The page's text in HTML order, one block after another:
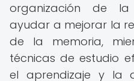
organización de la
ayudar a mejorar la
de la memoria,
técnicas de estudio
el aprendizaje y la